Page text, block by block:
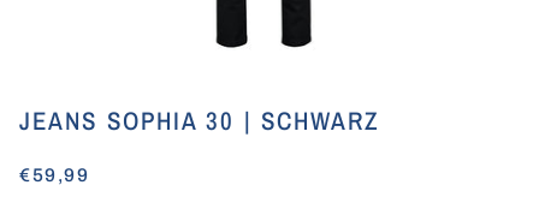
JEANS SOPHIA 30 | SCHWARZ
€59,99